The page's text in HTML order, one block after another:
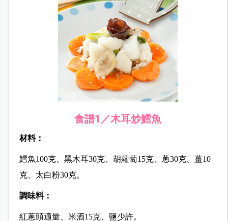
食譜1／木耳炒鱈魚
材料：
鱈魚100克、黑木耳30克、胡蘿蔔15克、蔥30克、薑10
克、太白粉30克。
調味料：
紅蔥頭適量、米酒15克、鹽少許。